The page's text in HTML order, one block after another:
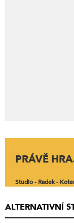
PRÁVĚ
Studio - Radek -
ALTERNATIVNÍ